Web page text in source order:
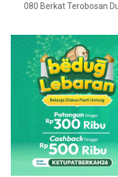
080 Berkat Terobosan